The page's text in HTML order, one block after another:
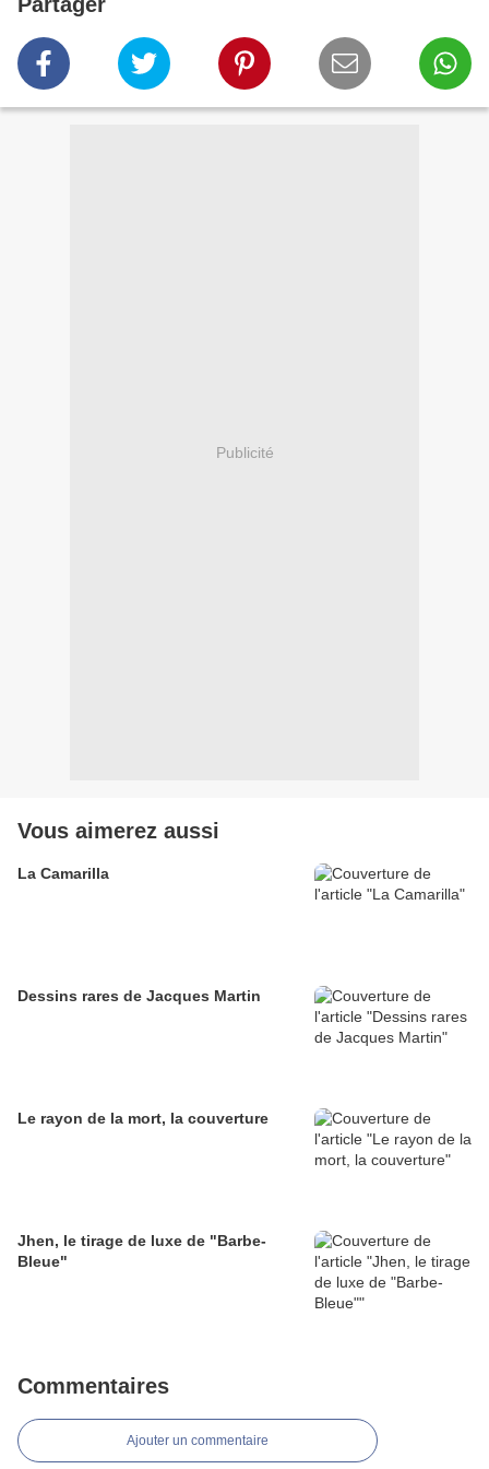
Publicité
Vous aimerez aussi
La Camarilla
Dessins rares de Jacques Martin
Le rayon de la mort, la couverture
Jhen, le tirage de luxe de "Barbe-
Bleue"
Commentaires
Ajouter un commentaire